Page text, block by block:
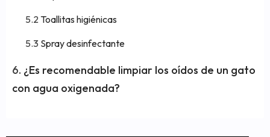
Toallitas higiénicas
Spray desinfectante
¿Es recomendable limpiar los oídos de un gato
con agua oxigenada?